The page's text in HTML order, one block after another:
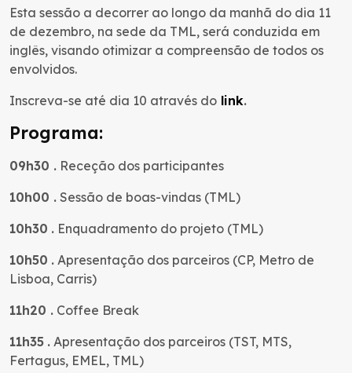
Esta sessão a decorrer ao longo da manhã do dia 11
de dezembro, na sede da TML, será conduzida em
inglês, visando otimizar a compreensão de todos os
envolvidos.
Inscreva-se até dia 10 através do link.
Programa:
09h30 . Receção dos participantes
10h00 . Sessão de boas-vindas (TML)
10h30 . Enquadramento do projeto (TML)
10h50 . Apresentação dos parceiros (CP, Metro de
Lisboa, Carris)
11h20 . Coffee Break
11h35 . Apresentação dos parceiros (TST, MTS,
Fertagus, EMEL, TML)